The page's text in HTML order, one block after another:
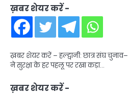
ख़बर शेयर करें -
ख़बर शेयर करें – हल्द्वानी: छात्र संघ
ने सुरक्षा के हर पहलू पर रखा कड़ा…
ख़बर शेयर करें -